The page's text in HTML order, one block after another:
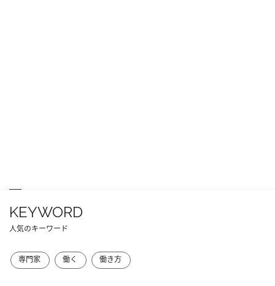
KEYWORD
人気のキーワード
専門家 働く 働き方